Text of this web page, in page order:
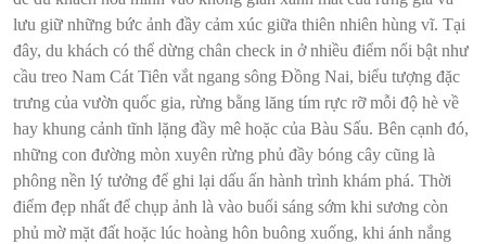
lưu giữ những bức ảnh đầy cảm xúc giữa thiên nhiên hùng vĩ. Tại
đây, du khách có thể dừng chân check in ở nhiều điểm nổi bật như
cầu treo Nam Cát Tiên vắt ngang sông Đồng Nai, biểu tượng đặc
trưng của vườn quốc gia, rừng bằng lăng tím rực rỡ mỗi độ hè về
hay khung cảnh tĩnh lặng đầy mê hoặc của Bàu Sấu. Bên cạnh đó,
những con đường mòn xuyên rừng phủ đầy bóng cây cũng là
phông nền lý tưởng để ghi lại dấu ấn hành trình khám phá. Thời
điểm đẹp nhất để chụp ảnh là vào buổi sáng sớm khi sương còn
phủ mờ mặt đất hoặc lúc hoàng hôn buông xuống, khi ánh nắng